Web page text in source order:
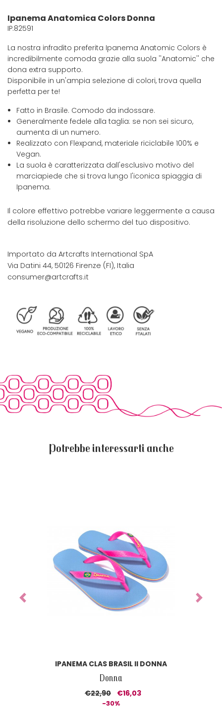
Ipanema Anatomica Colors Donna
IP.82591
La nostra infradito preferita Ipanema Anatomic Colors è
incredibilmente comoda grazie alla suola ''Anatomic'' che
dona extra supporto.
Disponibile in un'ampia selezione di colori, trova quella
perfetta per te!
Fatto in Brasile. Comodo da indossare.
Generalmente fedele alla taglia: se non sei sicuro,
aumenta di un numero.
Realizzato con Flexpand, materiale riciclabile 100% e
Vegan.
La suola è caratterizzata dall'esclusivo motivo del
marciapiede che si trova lungo l'iconica spiaggia di
Ipanema.
Il colore effettivo potrebbe variare leggermente a causa
della risoluzione dello schermo del tuo dispositivo.
Importato da Artcrafts International SpA
Via Datini 44, 50126 Firenze (FI), Italia
consumer@artcrafts.it
Potrebbe interessarti anche
IPANEMA CLAS BRASIL II DONNA
Donna
€22,90 €16,03
-30%
Previous Next